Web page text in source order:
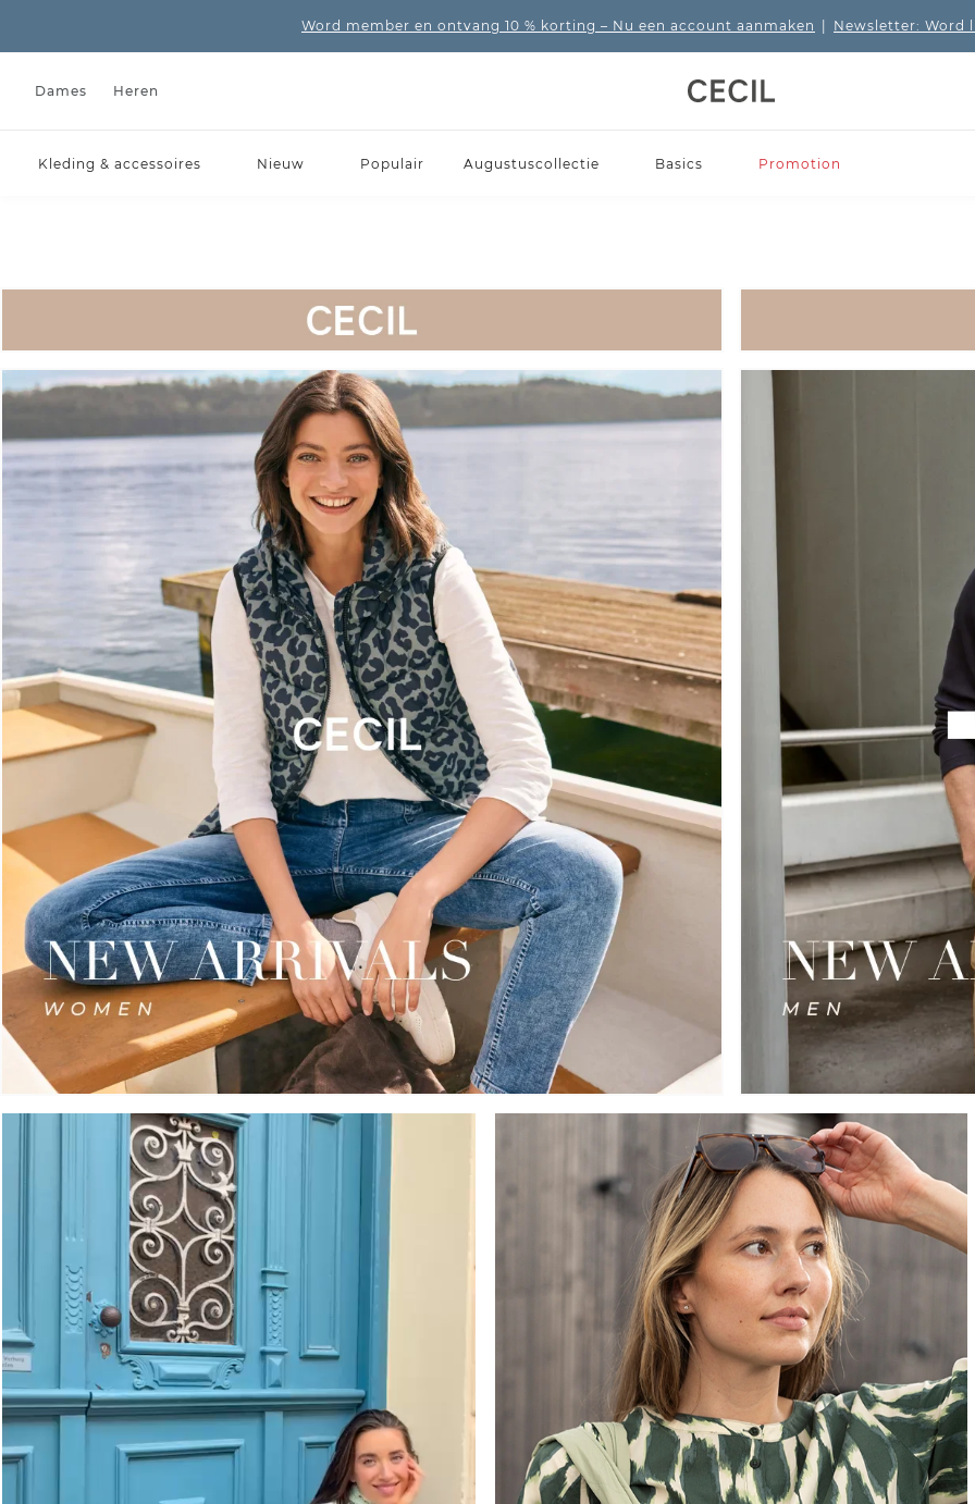
Word member en ontvang 10 % korting – Nu een account aanmaken Newsletter: Word
Dames Heren
Kleding & accessoires Nieuw Populair Augustuscollectie Basics Promotion